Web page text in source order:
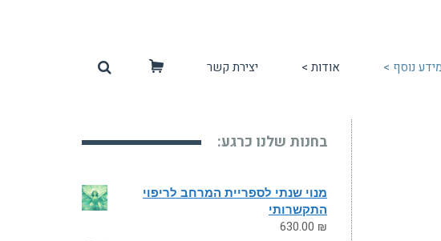
מידע נוסף > אודות > יצירת קשר
בחנות שלנו כרגע:
מנוי שנתי לספריית המרחב לריפוי
התקשרותי
630.00 ₪